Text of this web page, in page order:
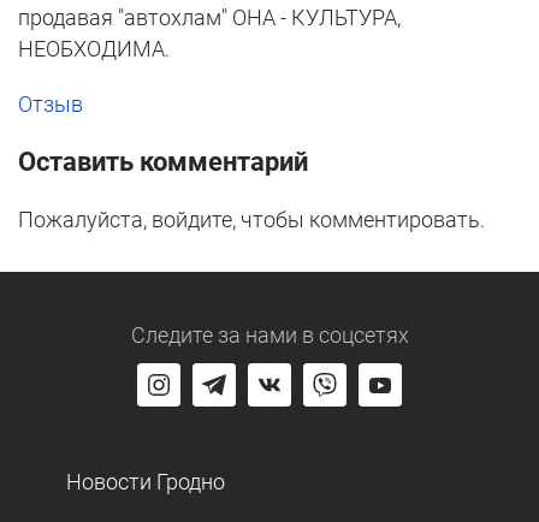
продавая "автохлам" ОНА - КУЛЬТУРА,
НЕОБХОДИМА.
Отзыв
Оставить комментарий
Пожалуйста, войдите, чтобы комментировать.
Следите за нами в соцсетях
Новости Гродно